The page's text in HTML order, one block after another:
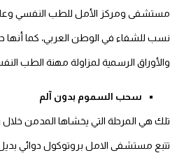
مستشفى ومركز الأمل للطب النفسي
نسب للشفاء في الوطن العربي، كما أنها
والأوراق الرسمية لمزاولة مهنة الطب
سحب السموم بدون آلم
تلك هي المرحلة التي يخشاها المدمن خلال
تتبع مستشفى الامل بروتوكول دوائي